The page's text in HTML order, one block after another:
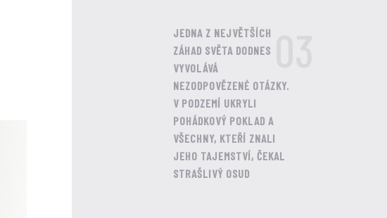
JEDNA Z NEJVĚTŠÍCH
ZÁHAD SVĚTA DODNES
VYVOLÁVÁ
NEZODPOVĚZENÉ OTÁZKY.
V PODZEMÍ UKRYLI
POHÁDKOVÝ POKLAD A
VŠECHNY, KTEŘÍ ZNALI
JEHO TAJEMSTVÍ, ČEKAL
STRAŠLIVÝ OSUD